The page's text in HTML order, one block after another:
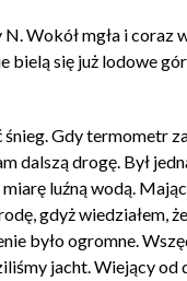
Wokół mgła i coraz
się już lodowe
Gdy termometr
drogę. Był
luźną wodą.
gdyż wiedziałem,
było ogromne.
jacht. Wiejący od